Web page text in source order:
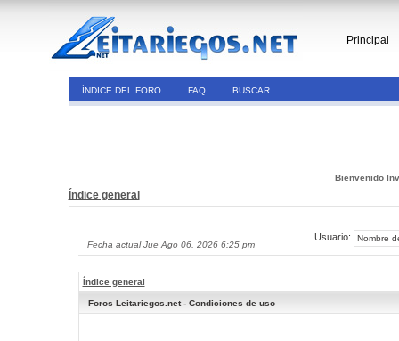
Principal
ÍNDICE DEL FORO FAQ BUSCAR
Bienvenido
Índice general
Fecha actual Jue Ago 06, 2026 6:25 pm
Usuario:
Índice general
Foros Leitariegos.net - Condiciones de uso